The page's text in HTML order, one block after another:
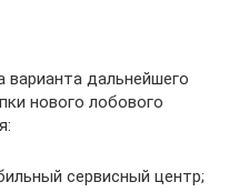
варианта дальнейшего
нового лобового
сервисный центр;